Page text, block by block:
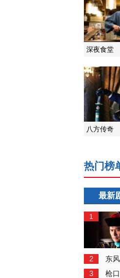
深夜食堂
八方传奇
热门榜
最新
1
2 东
3 枪口